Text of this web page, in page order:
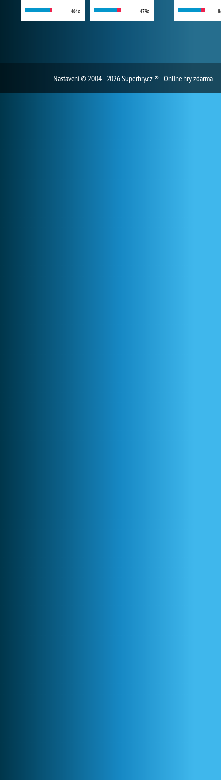
404x 479x
Nastavení© 2004 - 2026 Superhry.cz ® - Online hry zdarma